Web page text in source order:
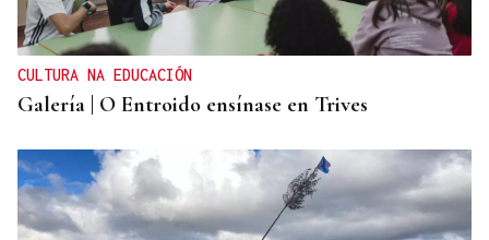
CULTURA NA EDUCACIÓN
Galería | O Entroido ensínase en Trives